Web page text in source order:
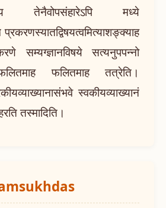
तेनैवोपसंहारेऽपि मध्ये
सम्यग्ज्ञानविषये सत्यनुपपन्नो
फलितमाह फलितमाह तत्रेति।
स्वकीयव्याख्यानं
तस्मादिति।